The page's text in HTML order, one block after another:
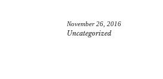
November 26, 2016
Uncategorized